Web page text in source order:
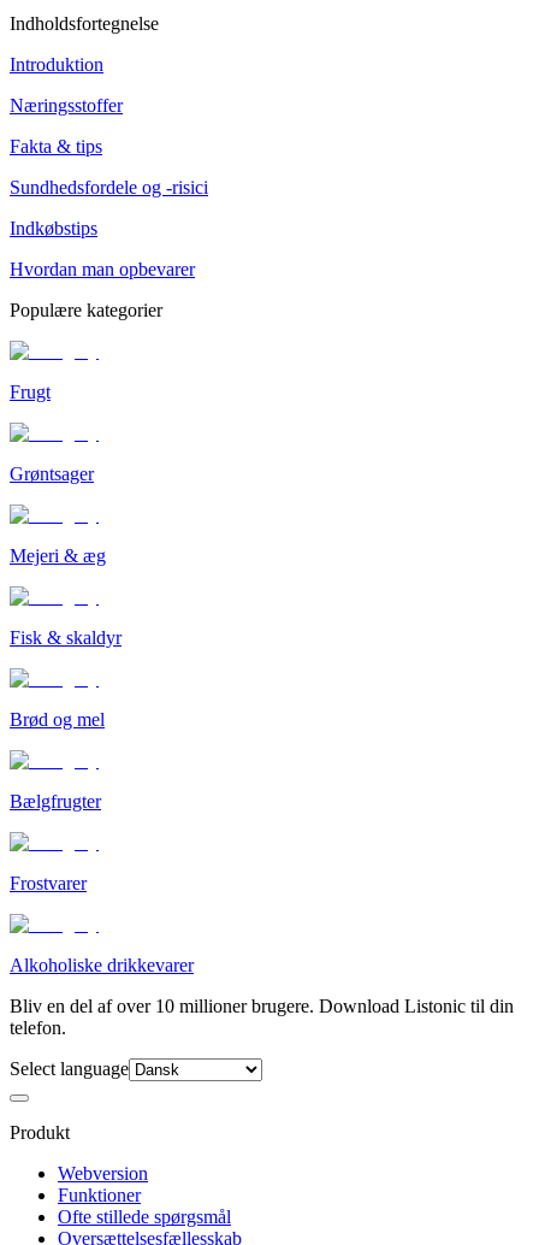
Indholdsfortegnelse
Introduktion
Næringsstoffer
Fakta & tips
Sundhedsfordele og -risici
Indkøbstips
Hvordan man opbevarer
Populære kategorier
Frugt
Grøntsager
Mejeri & æg
Fisk & skaldyr
Brød og mel
Bælgfrugter
Frostvarer
Alkoholiske drikkevarer
Bliv en del af over 10 millioner brugere. Download Listonic til din
telefon.
Select language
Produkt
Webversion
Funktioner
Ofte stillede spørgsmål
Oversættelsesfællesskab